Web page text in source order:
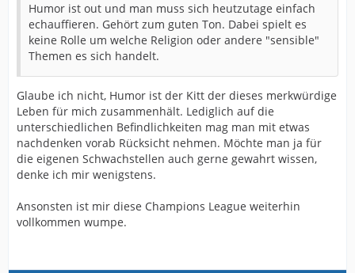
Humor ist out und man muss sich heutzutage einfach
echauffieren. Gehört zum guten Ton. Dabei spielt es
keine Rolle um welche Religion oder andere "sensible"
Themen es sich handelt.
Glaube ich nicht, Humor ist der Kitt der dieses merkwürdige
Leben für mich zusammenhält. Lediglich auf die
unterschiedlichen Befindlichkeiten mag man mit etwas
nachdenken vorab Rücksicht nehmen. Möchte man ja für
die eigenen Schwachstellen auch gerne gewahrt wissen,
denke ich mir wenigstens.
Ansonsten ist mir diese Champions League weiterhin
vollkommen wumpe.